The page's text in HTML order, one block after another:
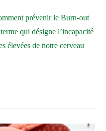
prévenir le Burn-out
qui désigne l’incapacité
élevées de notre cerveau